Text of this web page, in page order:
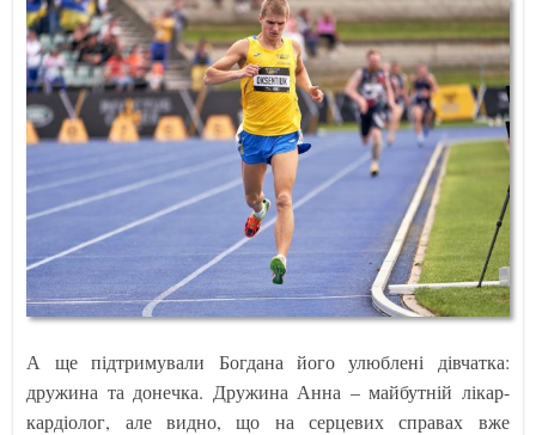
А ще підтримували Богдана його улюблені дівчатка:
дружина та донечка. Дружина Анна – майбутній лікар-
кардіолог, але видно, що на серцевих справах вже